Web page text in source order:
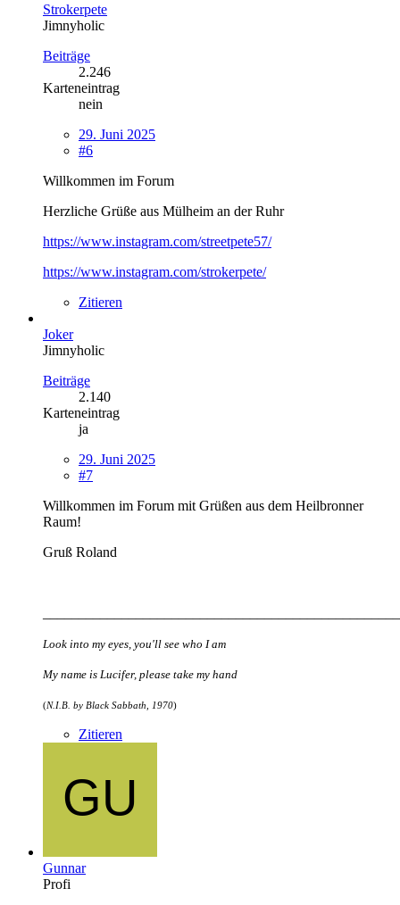
Strokerpete
Jimnyholic
Beiträge
2.246
Karteneintrag
nein
29. Juni 2025
#6
Willkommen im Forum
Herzliche Grüße aus Mülheim an der Ruhr
https://www.instagram.com/streetpete57/
https://www.instagram.com/strokerpete/
Zitieren
Joker
Jimnyholic
Beiträge
2.140
Karteneintrag
ja
29. Juni 2025
#7
Willkommen im Forum mit Grüßen aus dem Heilbronner
Raum!
Gruß Roland
Look into my eyes, you'll see who I am
My name is Lucifer, please take my hand
(N.I.B. by Black Sabbath, 1970)
Zitieren
Gunnar
Profi